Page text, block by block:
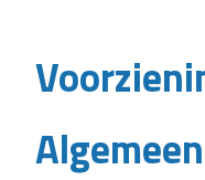
Algemeen